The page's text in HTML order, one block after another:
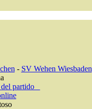
- SV Wehen Wiesbaden
partido